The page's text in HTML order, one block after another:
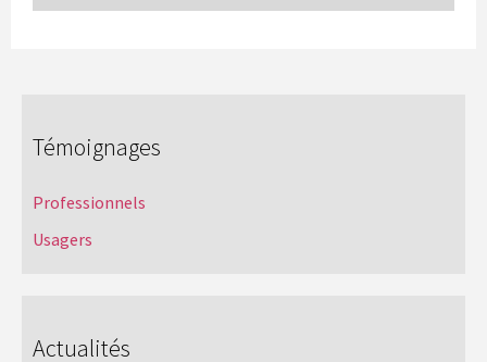
Témoignages
Professionnels
Usagers
Actualités